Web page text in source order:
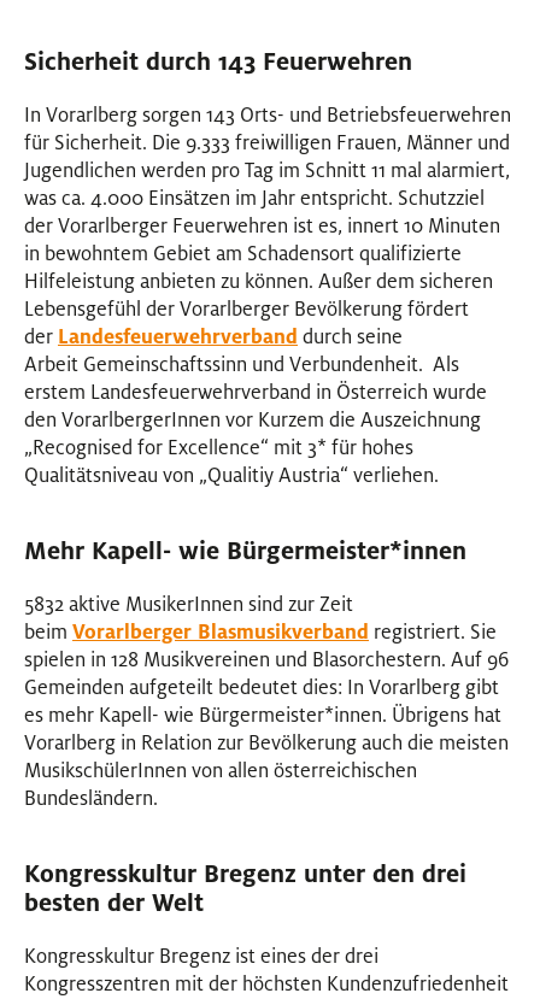
Sicherheit durch 143 Feuerwehren
In Vorarlberg sorgen 143 Orts- und Betriebsfeuerwehren
für Sicherheit. Die 9.333 freiwilligen Frauen, Männer und
Jugendlichen werden pro Tag im Schnitt 11 mal alarmiert,
was ca. 4.000 Einsätzen im Jahr entspricht. Schutzziel
der Vorarlberger Feuerwehren ist es, innert 10 Minuten
in bewohntem Gebiet am Schadensort qualifizierte
Hilfeleistung anbieten zu können. Außer dem sicheren
Lebensgefühl der Vorarlberger Bevölkerung fördert
der Landesfeuerwehrverband durch seine
Arbeit Gemeinschaftssinn und Verbundenheit. Als
erstem Landesfeuerwehrverband in Österreich wurde
den VorarlbergerInnen vor Kurzem die Auszeichnung
„Recognised for Excellence“ mit 3* für hohes
Qualitätsniveau von „Qualitiy Austria“ verliehen.
Mehr Kapell- wie Bürgermeister*innen
5832 aktive MusikerInnen sind zur Zeit
beim Vorarlberger Blasmusikverband registriert. Sie
spielen in 128 Musikvereinen und Blasorchestern. Auf 96
Gemeinden aufgeteilt bedeutet dies: In Vorarlberg gibt
es mehr Kapell- wie Bürgermeister*innenInnen
. Übrigens hat
Vorarlberg in Relation zur Bevölkerung auch die meisten
MusikschülerInnen von allen österreichischen
Bundesländern.
Kongresskultur Bregenz unter den drei
besten der Welt
Kongresskultur Bregenz ist eines der drei
Kongresszentren mit der höchsten Kundenzufriedenheit